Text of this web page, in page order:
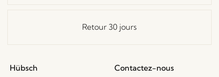
Retour 30 jours
Hübsch
Contactez-nous